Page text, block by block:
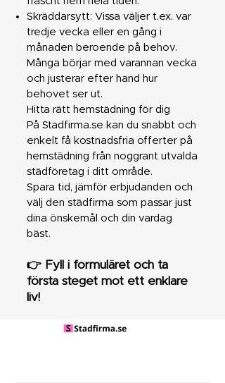
Skräddarsytt: Vissa väljer t.ex. var
tredje vecka eller en gång i
månaden beroende på behov.
Många börjar med varannan vecka
och justerar efter hand hur
behovet ser ut.
Hitta rätt hemstädning för dig
På Stadfirma.se kan du snabbt och
enkelt få kostnadsfria offerter på
hemstädning från noggrant utvalda
städföretag i ditt område.
Spara tid, jämför erbjudanden och
välj den städfirma som passar just
dina önskemål och din vardag
bäst.
👉 Fyll i formuläret och ta
första steget mot ett enklare
liv!